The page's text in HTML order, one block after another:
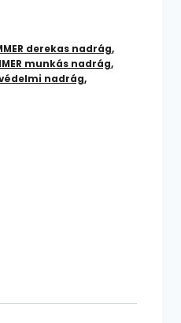
derekas nadrág,
munkás nadrág,
nadrág,